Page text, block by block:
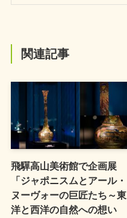
関連記事
飛驒高山美術館で企画展
「ジャポニスムとアール・
ヌーヴォーの巨匠たち～東
洋と西洋の自然への想い